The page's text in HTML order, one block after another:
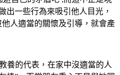
出一些行為來吸引他人目光，
人適當的關懷及引導，就會產
養的代表，在家中沒適當的人